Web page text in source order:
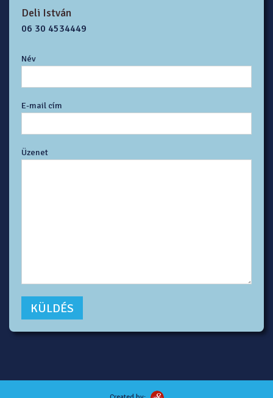
Deli István
06 30 4534449
Név
E-mail cím
Üzenet